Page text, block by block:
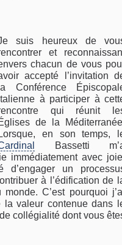
suis heureux de
et
chacun de vous
accepté l’invitation
la Conférence
Italienne à participer à
qui réunit
de la
en son temps,
Bassetti
immédiatement avec
un
à l’édification de
C’est pourquoi
la valeur contenue dans
collégialité dont vous